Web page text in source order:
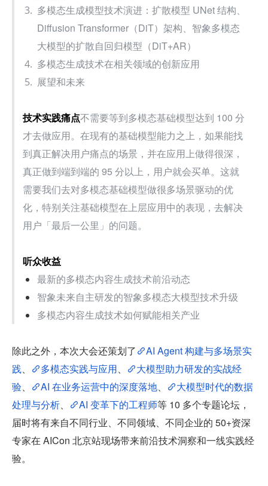
多模态生成模型技术演进：扩散模型 UNet 结构、
Diffusion Transformer（DiT）架构、智象多模态
大模型的扩散自回归模型（DiT+AR）
多模态生成技术在相关领域的创新应用
展望和未来
技术实践痛点不需要等到多模态基础模型达到 100 分
才去做应用。在现有的基础模型能力之上，如果能找
到真正解决用户痛点的场景，并在应用上做得很深，
真正做到端到端的 95 分以上，用户就会买单。这就
需要我们去对多模态基础模型做很多场景驱动的优
化，特别关注基础模型在上层应用中的表现，去解决
用户「最后一公里」的问题。
听众收益
最新的多模态内容生成技术前沿动态
智象未来自主研发的智象多模态大模型技术升级
多模态内容生成技术如何赋能相关产业
除此之外，本次大会还策划了
AI Agent 构建与多场景实
践
多模态实践与应用
大模型助力研发的实战经
验
AI 在业务运营中的深度落地
大模型时代的数据
处理与分析
AI 变革下的工程师等 10 多个专题论坛，
届时将有来自不同行业、不同领域、不同企业的 50+资深
专家在 AICon 北京站现场带来前沿技术洞察和一线实践经
验。